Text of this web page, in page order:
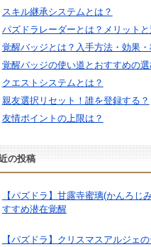
スキル継承システムとは？
パズドラレーダーとは？メリット
覚醒バッジとは？入手方法・効果
覚醒バッジの使い道とおすすめの
クエストシステムとは？
親友選択リセット！誰を登録する？
友情ポイントの上限は？
の投稿
【パズドラ】甘露寺蜜璃(かんろじ
すすめ潜在覚醒
【パズドラ】クリスマスアルジェ